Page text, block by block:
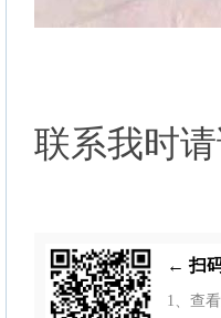
联系我时
← 扫
1、查